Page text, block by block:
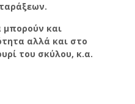
μπορούν και
αλλά και στο
του σκύλου, κ.α.